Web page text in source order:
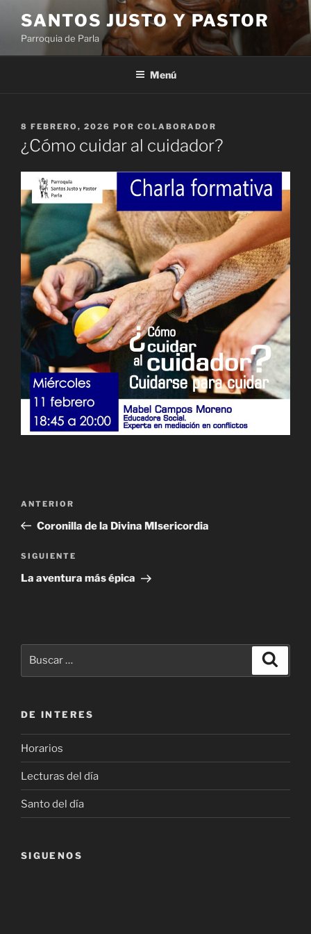
contenido
SANTOS JUSTO Y PASTOR
Parroquia de Parla
Menú
PUBLICADO
EL
8 FEBRERO, 2026 POR COLABORADOR
¿Cómo cuidar al cuidador?
entradas
Entrada
anterior:
ANTERIOR
Coronilla de la Divina MIsericordia
Siguiente
entrada
SIGUIENTE
La aventura más épica
DE INTERES
Horarios
Lecturas del día
Santo del día
SIGUENOS